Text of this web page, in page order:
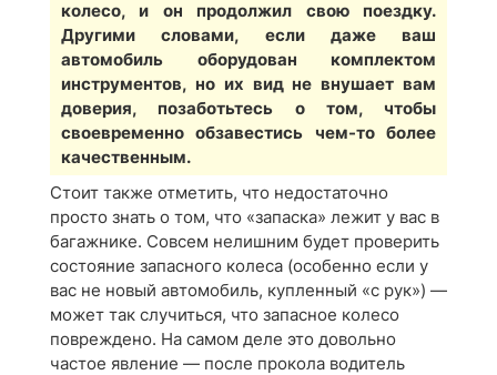
колесо, и он продолжил свою поездку.
Другими словами, если даже ваш
автомобиль оборудован комплектом
инструментов, но их вид не внушает вам
доверия, позаботьтесь о том, чтобы
своевременно обзавестись чем-то более
качественным.
Стоит также отметить, что недостаточно
просто знать о том, что «запаска» лежит у вас в
багажнике. Совсем нелишним будет проверить
состояние запасного колеса (особенно если у
вас не новый автомобиль, купленный «с рук») —
может так случиться, что запасное колесо
повреждено. На самом деле это довольно
частое явление — после прокола водитель